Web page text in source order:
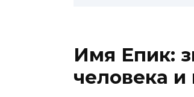
Имя Епик:
человека